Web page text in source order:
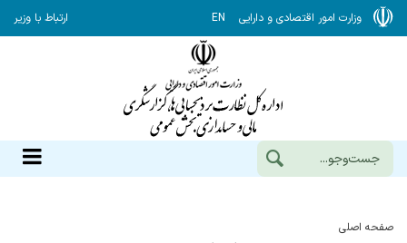
وزارت امور اقتصادی و دارایی EN ارتباط با وزیر
صفحه اصلی